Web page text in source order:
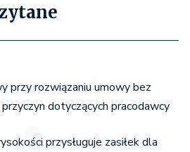
przy rozwiązaniu umowy bez
dotyczących pracodawcy
przysługuje zasiłek dla